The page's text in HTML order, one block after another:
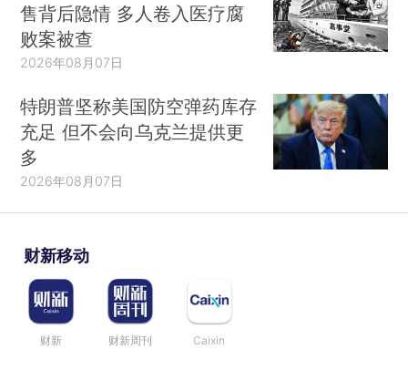
售背后隐情 多人卷入医疗腐
败案被查
2026年08月07日
特朗普坚称美国防空弹药库存
充足 但不会向乌克兰提供更
多
2026年08月07日
财新移动
财新 财新周刊 Caixin